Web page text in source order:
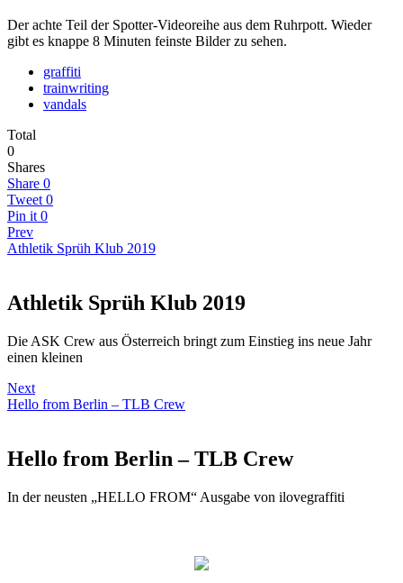
Der achte Teil der Spotter-Videoreihe aus dem Ruhrpott. Wieder
gibt es knappe 8 Minuten feinste Bilder zu sehen.
graffiti
trainwriting
vandals
Total
0
Shares
Share 0
Tweet 0
Pin it 0
Prev
Athletik Sprüh Klub 2019
Athletik Sprüh Klub 2019
Die ASK Crew aus Österreich bringt zum Einstieg ins neue Jahr
einen kleinen
Next
Hello from Berlin – TLB Crew
Hello from Berlin – TLB Crew
In der neusten „HELLO FROM“ Ausgabe von ilovegraffiti